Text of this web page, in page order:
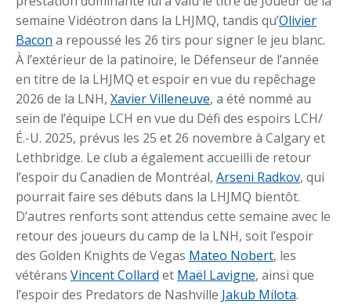
semaine Vidéotron dans la LHJMQ, tandis qu’Olivier
Bacon a repoussé les 26 tirs pour signer le jeu blanc.
À l’extérieur de la patinoire, le Défenseur de l’année
en titre de la LHJMQ et espoir en vue du repêchage
2026 de la LNH, Xavier Villeneuve, a été nommé au
sein de l’équipe LCH en vue du Défi des espoirs LCH/
É.-U. 2025, prévus les 25 et 26 novembre à Calgary et
Lethbridge. Le club a également accueilli de retour
l’espoir du Canadien de Montréal, Arseni Radkov, qui
pourrait faire ses débuts dans la LHJMQ bientôt.
D’autres renforts sont attendus cette semaine avec le
retour des joueurs du camp de la LNH, soit l’espoir
des Golden Knights de Vegas Mateo Nobert, les
vétérans Vincent Collard et Maël Lavigne, ainsi que
l’espoir des Predators de Nashville Jakub Milota.